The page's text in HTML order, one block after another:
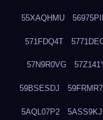
55XAQHMU
571FDQ4T
57N9R0VG
59BSESDJ
5AQL07P2